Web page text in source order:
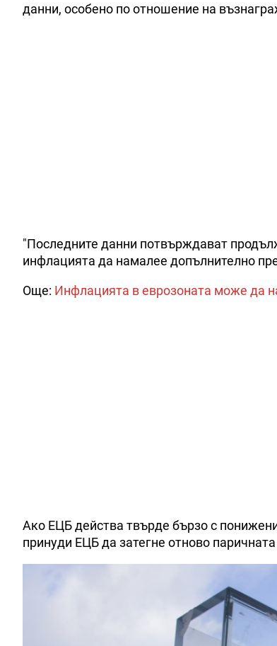
данни, особено по отношение на
"Последните данни потвърждават
инфлацията да намалее допълнително
Още: Инфлацията в еврозоната може да
Ако ЕЦБ действа твърде бързо с
принуди ЕЦБ да затегне отново